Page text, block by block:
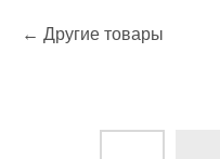
Другие товары